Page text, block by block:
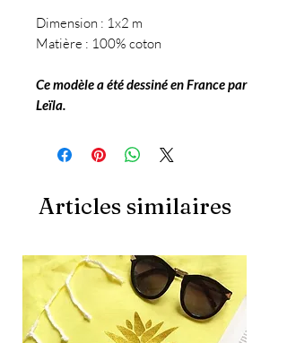
Dimension : 1x2 m
Matière : 100% coton
Ce modèle a été dessiné en France par
Leïla.
Articles similaires